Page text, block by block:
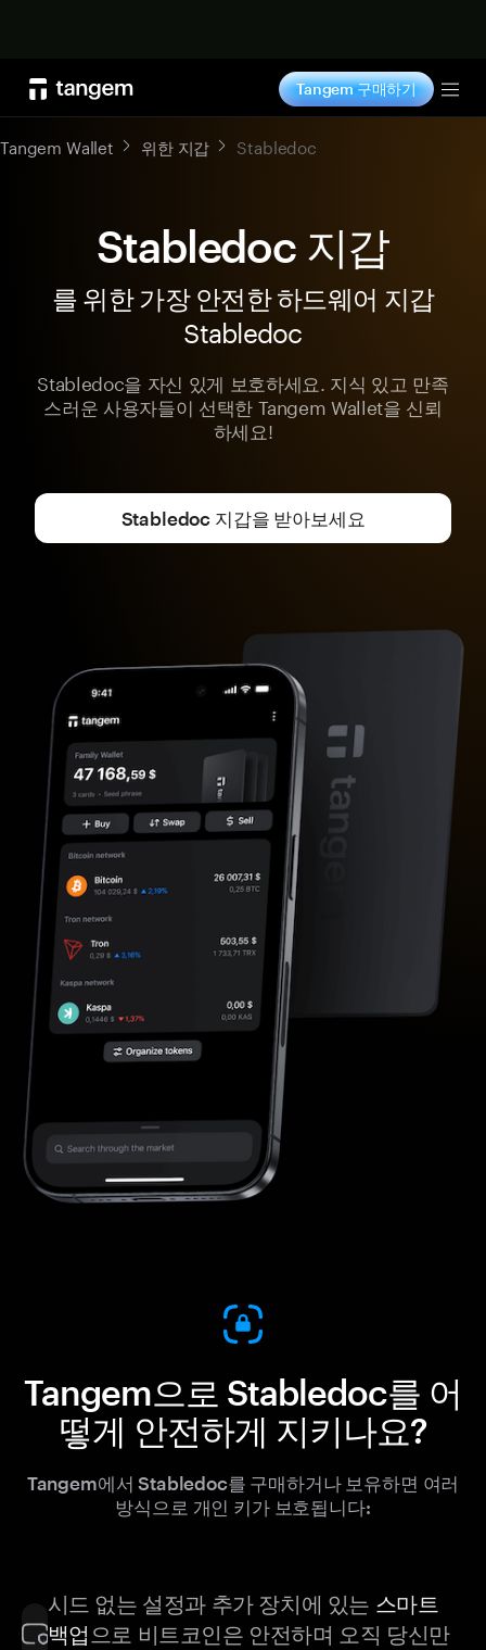
Tangem 구매하기
Tangem Wallet 위한 지갑 Stabledoc
Stabledoc 지갑
를 위한 가장 안전한 하드웨어 지갑
Stabledoc
Stabledoc을 자신 있게 보호하세요. 지식 있고 만족
스러운 사용자들이 선택한 Tangem Wallet을 신뢰
하세요!
Stabledoc 지갑을 받아보세요
Tangem으로 Stabledoc를 어
떻게 안전하게 지키나요?
Tangem에서 Stabledoc를 구매하거나 보유하면 여러
방식으로 개인 키가 보호됩니다:
시드 없는 설정과 추가 장치에 있는 스마트
백업 으로 비트코인은 안전하며 오직 당신만